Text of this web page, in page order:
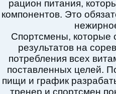
рацион питания,
компонентов. Это
Спортсмены, которые
результатов на
потребления всех
поставленных целей.
пищи и график
тренер и спортсмен